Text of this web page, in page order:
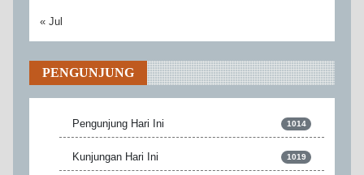
« Jul
PENGUNJUNG
Pengunjung Hari Ini 1014
Kunjungan Hari Ini 1019